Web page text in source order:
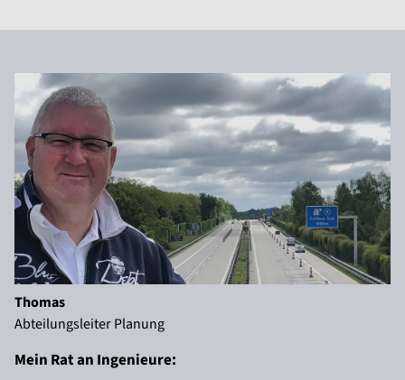
Mein Rat an Ingenieure:
Thomas
Abteilungsleiter Planung